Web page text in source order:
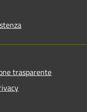
trasparente